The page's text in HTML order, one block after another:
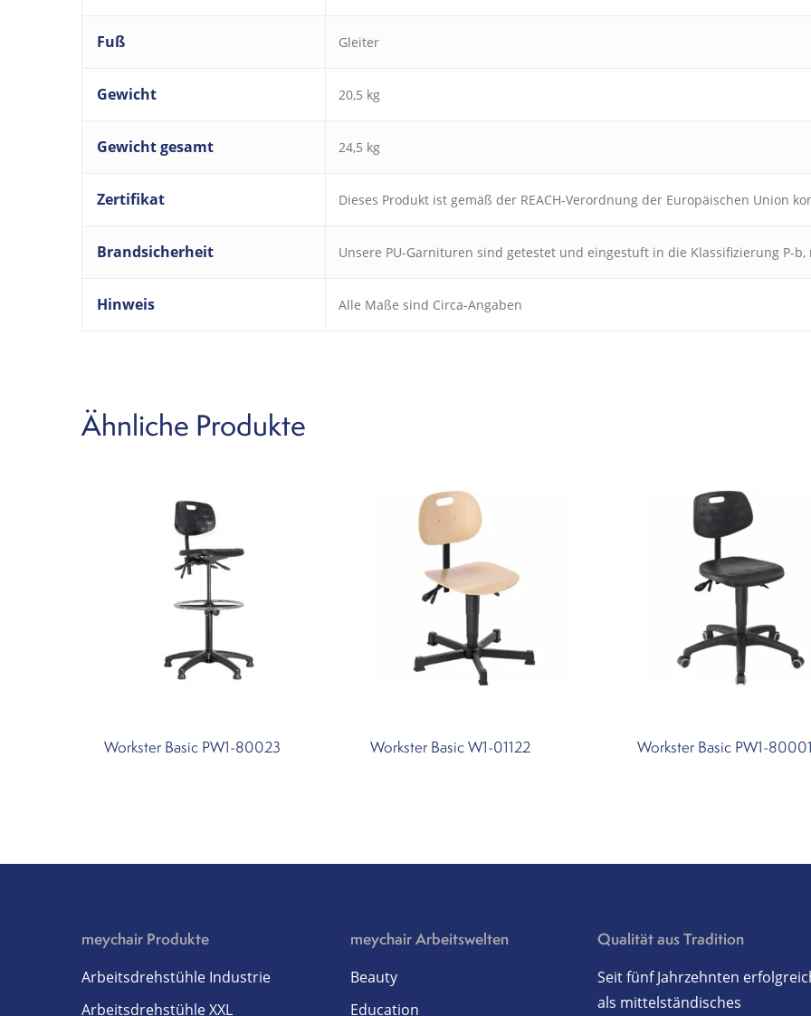
Fuß Gleiter
Gewicht 20,5 kg
Gewicht gesamt 24,5 kg
Zertifikat Dieses Produkt ist gemäß der REACH-Verordnung der Europäischen Union
Brandsicherheit Unsere PU-Garnituren sind getestet und eingestuft in die Klassifizierung P-b,
Hinweis Alle Maße sind Circa-Angaben
Ähnliche Produkte
Workster Basic PW1-80023 Workster Basic W1-01122 Workster Basic PW1-
meychair Produkte
Arbeitsdrehstühle Industrie
Arbeitsdrehstühle XXL
meychair Arbeitswelten
Beauty
Education
Qualität aus Tradition
Seit fünf Jahrzehnten
als mittelständisches